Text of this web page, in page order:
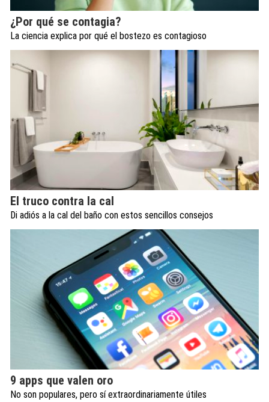
¿Por qué se contagia?
La ciencia explica por qué el bostezo es contagioso
El truco contra la cal
Di adiós a la cal del baño con estos sencillos consejos
9 apps que valen oro
No son populares, pero sí extraordinariamente útiles